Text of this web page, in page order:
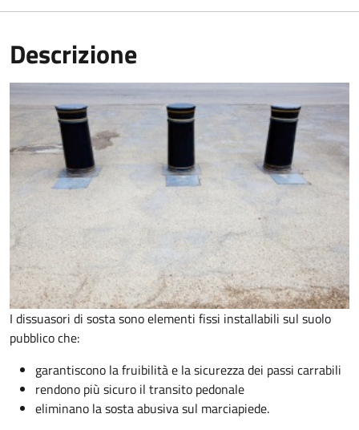
Descrizione
I dissuasori di sosta sono elementi fissi installabili sul suolo
pubblico che:
garantiscono la fruibilità e la sicurezza dei passi carrabili
rendono più sicuro il transito pedonale
eliminano la sosta abusiva sul marciapiede.